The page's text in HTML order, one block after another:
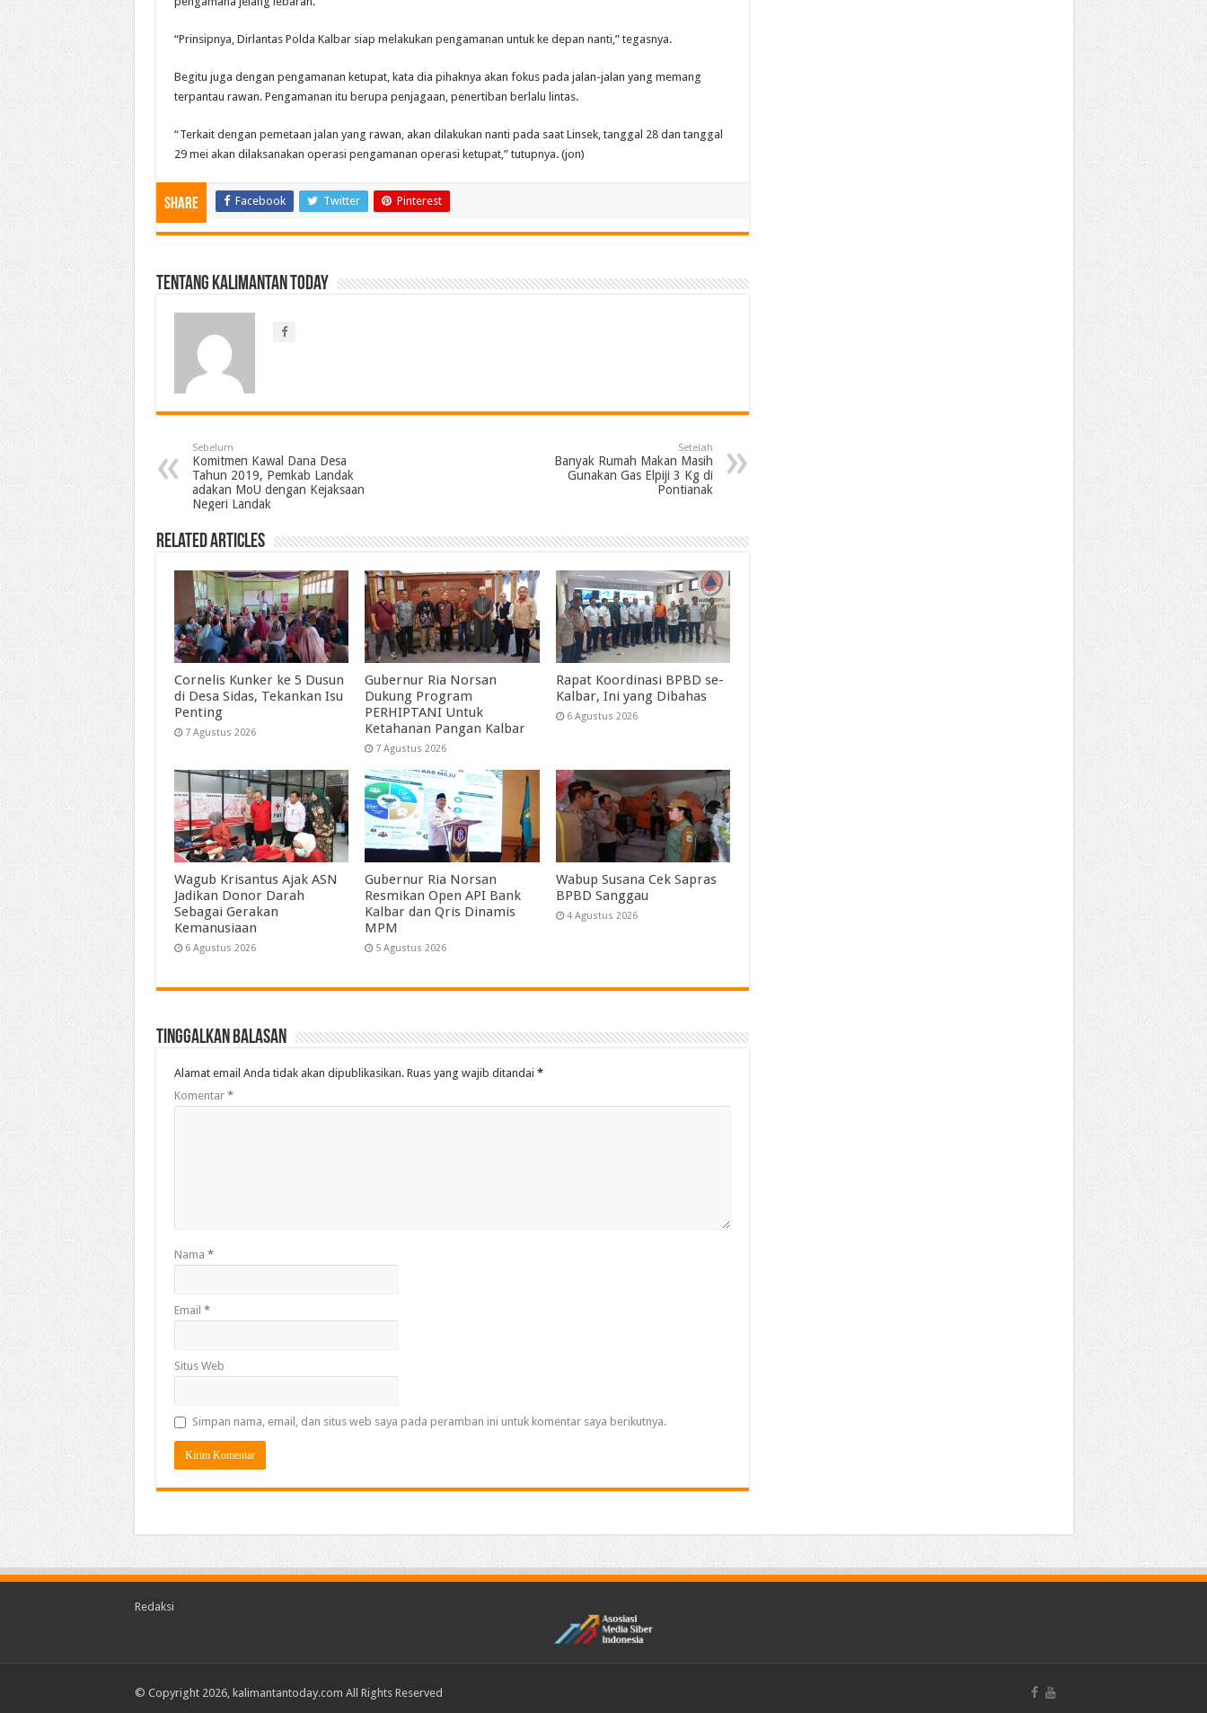
“Prinsipnya, Dirlantas Polda Kalbar siap melakukan pengamanan untuk ke depan nanti,” tegasnya.
Begitu juga dengan pengamanan ketupat, kata dia pihaknya akan fokus pada jalan-jalan yang memang
terpantau rawan. Pengamanan itu berupa penjagaan, penertiban berlalu lintas.
“Terkait dengan pemetaan jalan yang rawan, akan dilakukan nanti pada saat Linsek, tanggal 28 dan tanggal
29 mei akan dilaksanakan operasi pengamanan operasi ketupat,” tutupnya. (jon)
Share Facebook Twitter Pinterest
Tentang Kalimantan Today
Sebelum
Komitmen Kawal Dana Desa
Tahun 2019, Pemkab Landak
adakan MoU dengan Kejaksaan
Negeri Landak
Setelah
Banyak Rumah Makan Masih
Gunakan Gas Elpiji 3 Kg di
Pontianak
Related Articles
Cornelis Kunker ke 5 Dusun
di Desa Sidas, Tekankan Isu
Penting
7 Agustus 2026
Gubernur Ria Norsan
Dukung Program
PERHIPTANI Untuk
Ketahanan Pangan Kalbar
7 Agustus 2026
Rapat Koordinasi BPBD se-
Kalbar, Ini yang Dibahas
6 Agustus 2026
Wagub Krisantus Ajak ASN
Jadikan Donor Darah
Sebagai Gerakan
Kemanusiaan
6 Agustus 2026
Gubernur Ria Norsan
Resmikan Open API Bank
Kalbar dan Qris Dinamis
MPM
5 Agustus 2026
Wabup Susana Cek Sapras
BPBD Sanggau
4 Agustus 2026
Tinggalkan Balasan
Alamat email Anda tidak akan dipublikasikan. Ruas yang wajib ditandai *
Komentar *
Nama *
Email *
Situs Web
Simpan nama, email, dan situs web saya pada peramban ini untuk komentar saya berikutnya.
Redaksi
© Copyright 2026, kalimantantoday.com All Rights Reserved